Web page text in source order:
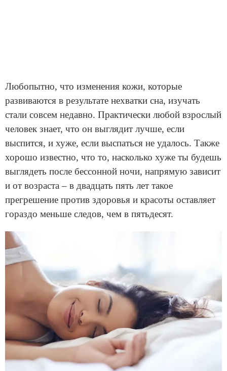
Любопытно, что изменения кожи, которые
развиваются в результате нехватки сна, изучать
стали совсем недавно. Практически любой взрослый
человек знает, что он выглядит лучше, если
выспится, и хуже, если выспаться не удалось. Также
хорошо известно, что то, насколько хуже ты будешь
выглядеть после бессонной ночи, напрямую зависит
и от возраста – в двадцать пять лет такое
прегрешение против здоровья и красоты оставляет
гораздо меньше следов, чем в пятьдесят.